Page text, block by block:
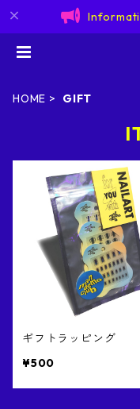
HOME GIFT
ギフトラッピング
¥500